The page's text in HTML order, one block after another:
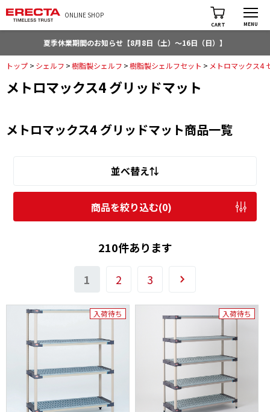
ONLINE SHOP
CART MENU
夏季休業期間のお知らせ【8月8日（土）～16日（日）】
トップ > シェルフ >樹脂製シェルフ >樹脂製シェルフセット > メトロマックス4
メトロマックス4 グリッドマット
メトロマックス4 グリッドマット商品一覧
並べ替え⇅
商品を絞り込む(0)
210件あります
1 2 3
入荷待ち 入荷待ち